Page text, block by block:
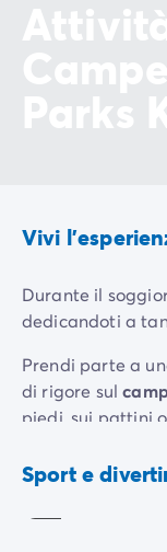
Vivi
Durante il
dedicandoti a
Prendi parte a
di rigore sul
piedi, sui pattini
deglispettacoli
Sport e
Aera
giocchi